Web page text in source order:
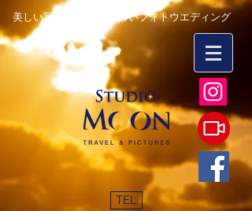
美しい写真を永遠に 楽しいフォトウエディング
TEL